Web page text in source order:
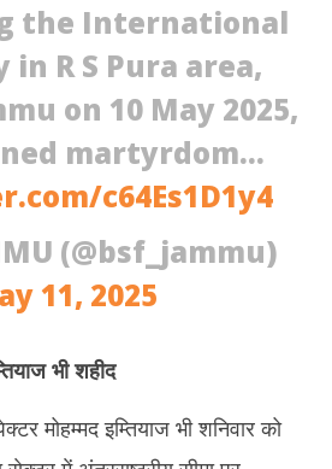
the International
in R S Pura area,
on 10 May 2025,
martyrdom…
c64Es1D1y4
(@bsf_jammu)
11, 2025
भी शहीद
मोहम्मद इम्तियाज भी शनिवार को